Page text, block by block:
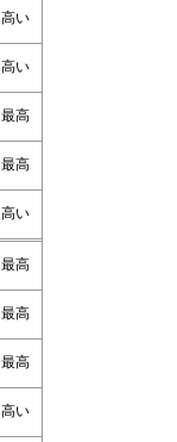
高い
高い
最高
最高
高い
最高
最高
最高
高い